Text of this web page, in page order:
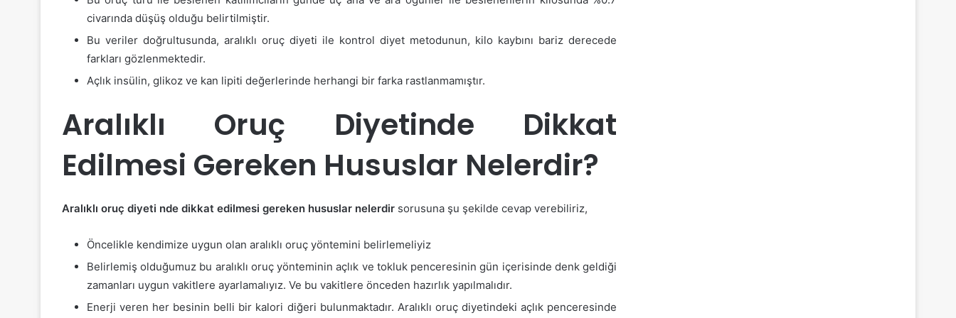
civarında düşüş olduğu belirtilmiştir.
Bu veriler doğrultusunda, aralıklı oruç diyeti ile kontrol diyet metodunun, kilo kaybını bariz derecede
farkları gözlenmektedir.
Açlık insülin, glikoz ve kan lipiti değerlerinde herhangi bir farka rastlanmamıştır.
Aralıklı Oruç Diyetinde Dikkat
Edilmesi Gereken Hususlar Nelerdir?
Aralıklı oruç diyeti nde dikkat edilmesi gereken hususlar nelerdir sorusuna şu şekilde cevap verebiliriz,
Öncelikle kendimize uygun olan aralıklı oruç yöntemini belirlemeliyiz
Belirlemiş olduğumuz bu aralıklı oruç yönteminin açlık ve tokluk penceresinin gün içerisinde denk geldiği
zamanları uygun vakitlere ayarlamalıyız. Ve bu vakitlere önceden hazırlık yapılmalıdır.
Enerji veren her besinin belli bir kalori diğeri bulunmaktadır. Aralıklı oruç diyetindeki açlık penceresinde